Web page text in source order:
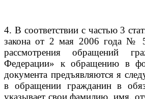
4. В соответствии с частью 3
закона от 2 мая 2006 года №
рассмотрения обращений
Федерации» к обращению в
документа предъявляются я
в обращении гражданин в
указывает свои фамилию, имя,